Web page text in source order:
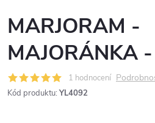
MARJORAM -
MAJORÁNKA
1 hodnocení
Kód produktu: YL4092